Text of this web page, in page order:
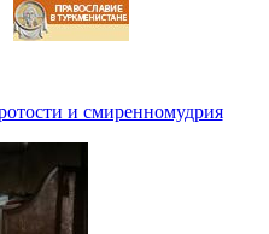
и смиренномудрия